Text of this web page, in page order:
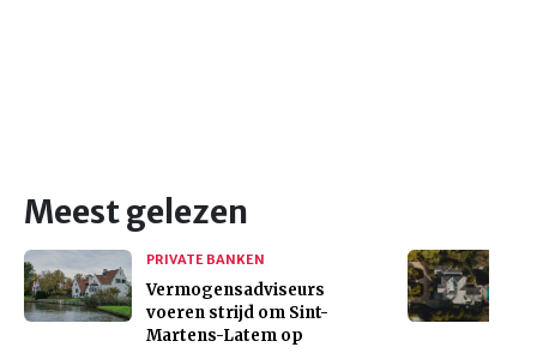
Meest gelezen
PRIVATE BANKEN
Vermogensadviseurs
voeren strijd om Sint-
Martens-Latem op